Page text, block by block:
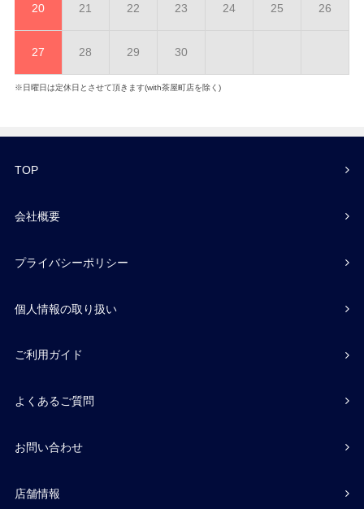
20 21 22 23 24 25 26
27 28 29 30
※日曜日は定休日とさせて頂きます(with茶屋町店を除く)
TOP
会社概要
プライバシーポリシー
個人情報の取り扱い
ご利用ガイド
よくあるご質問
お問い合わせ
店舗情報